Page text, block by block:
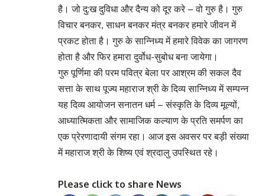
है। जो दु:ख दुविधा और दैन्य को दूर करे – वो गुरु है। गुरु
विचार बनकर, साधन बनकर मंत्र बनकर हमारे जीवन में
प्रकट होता है। गुरु के सान्निध्य में हमारे विवेक का जागरण
होता है और फिर हमारा दुर्वोध-सुबोध बना जायेगा।
गुरु पूर्णिमा की परम पवित्र बेला पर आश्रम की सकल दैव
सत्ता के साथ पूज्य महाराज श्री के दिव्य सान्निध्य में सम्पन्न
यह दिव्य आयोजन सनातन धर्म – संस्कृति के दिव्य मूल्यों,
आध्यात्मिकता और सामाजिक कल्याण के प्रति समर्पण का
एक प्रेरणादायी संगम रहा। आज इस अवसर पर बड़ी संख्या
में महाराज श्री के शिष्य एवं श्रदालु उपस्थित रहे।
Please click to share News